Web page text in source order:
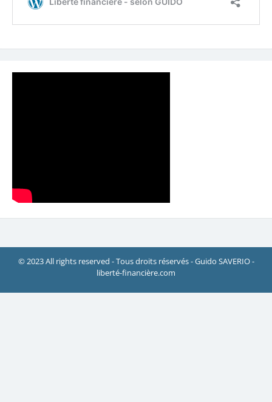
© 2023 All rights reserved - Tous droits réservés - Guido SAVERIO -
liberté-financière.com